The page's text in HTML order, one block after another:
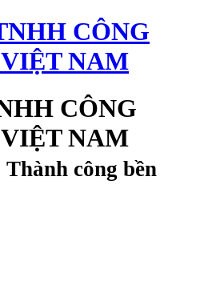
CÔNG
NAM
công bền